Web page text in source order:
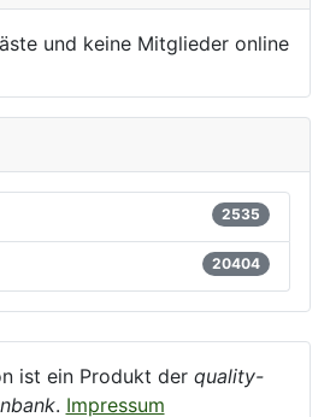
und keine Mitglieder online
2535
20404
ist ein Produkt der quality-
. Impressum